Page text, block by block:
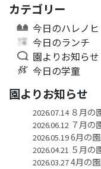
カテゴリー
今日のハレノヒ
今日のランチ
園よりお知らせ
今日の学童
園よりお知らせ
2026.07.14８月の
2026.06.12７月の
2026.05.196月の
2026.04.21 ５月の
2026.03.274月の